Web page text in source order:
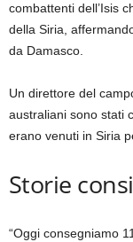
combattenti dell’Isis
della Siria,
da Damasco.
Un direttore del
australiani sono stati
erano venuti in Siria
Storie
elenco
fine
“Oggi consegniamo